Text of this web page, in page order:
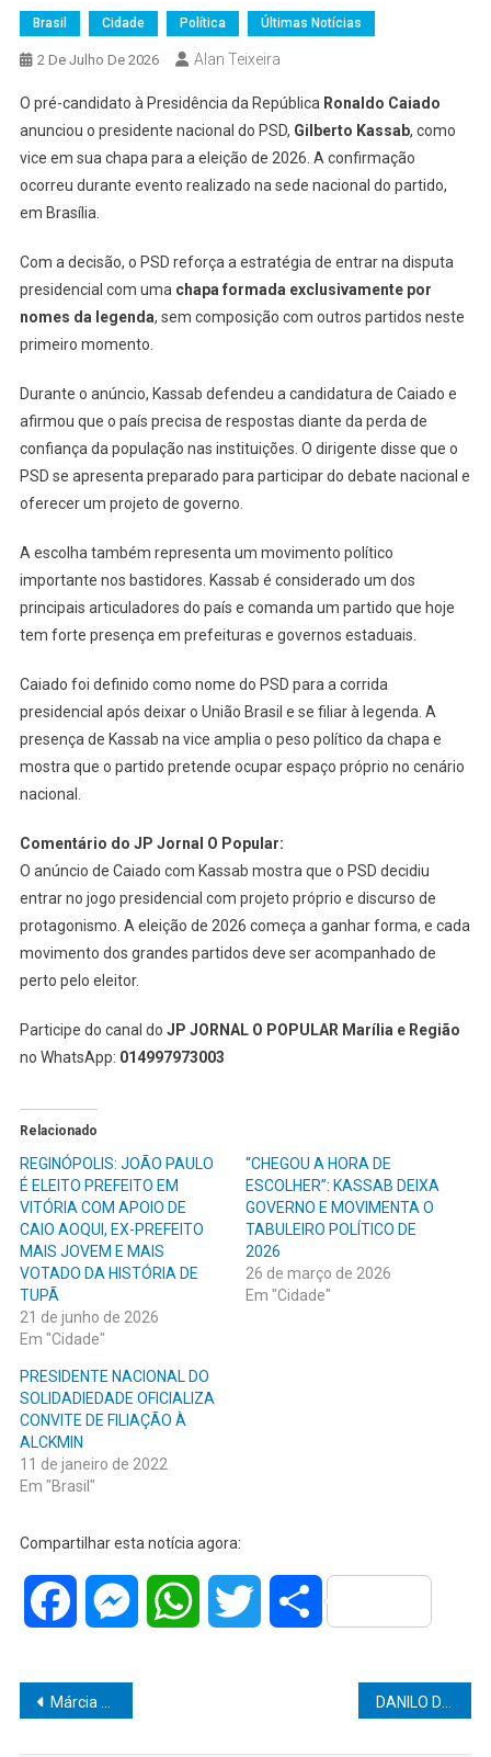
Brasil Cidade Política Últimas Notícias
2 De Julho De 2026 Alan Teixeira
O pré-candidato à Presidência da República Ronaldo Caiado
anunciou o presidente nacional do PSD, Gilberto Kassab, como
vice em sua chapa para a eleição de 2026. A confirmação
ocorreu durante evento realizado na sede nacional do partido,
em Brasília.
Com a decisão, o PSD reforça a estratégia de entrar na disputa
presidencial com uma chapa formada exclusivamente por
nomes da legenda, sem composição com outros partidos neste
primeiro momento.
Durante o anúncio, Kassab defendeu a candidatura de Caiado e
afirmou que o país precisa de respostas diante da perda de
confiança da população nas instituições. O dirigente disse que o
PSD se apresenta preparado para participar do debate nacional e
oferecer um projeto de governo.
A escolha também representa um movimento político
importante nos bastidores. Kassab é considerado um dos
principais articuladores do país e comanda um partido que hoje
tem forte presença em prefeituras e governos estaduais.
Caiado foi definido como nome do PSD para a corrida
presidencial após deixar o União Brasil e se filiar à legenda. A
presença de Kassab na vice amplia o peso político da chapa e
mostra que o partido pretende ocupar espaço próprio no cenário
nacional.
Comentário do JP Jornal O Popular:
O anúncio de Caiado com Kassab mostra que o PSD decidiu
entrar no jogo presidencial com projeto próprio e discurso de
protagonismo. A eleição de 2026 começa a ganhar forma, e cada
movimento dos grandes partidos deve ser acompanhado de
perto pelo eleitor.
Participe do canal do JP JORNAL O POPULAR Marília e Região
no WhatsApp: 014997973003
Relacionado
REGINÓPOLIS: JOÃO PAULO
É ELEITO PREFEITO EM
VITÓRIA COM APOIO DE
CAIO AOQUI, EX-PREFEITO
MAIS JOVEM E MAIS
VOTADO DA HISTÓRIA DE
TUPÃ
21 de junho de 2026
Em "Cidade"
“CHEGOU A HORA DE
ESCOLHER”: KASSAB DEIXA
GOVERNO E MOVIMENTA O
TABULEIRO POLÍTICO DE
2026
26 de março de 2026
Em "Cidade"
PRESIDENTE NACIONAL DO
SOLIDADIEDADE OFICIALIZA
CONVITE DE FILIAÇÃO À
ALCKMIN
11 de janeiro de 2022
Em "Brasil"
Compartilhar esta notícia agora:
Facebook MessengerWhatsAppTwitter Share
Navegação
de
Márcia Mesquita destaca avanço histórico: Hospital Oncológico Unimar é habilitado para oferecer radioterapia pelo SUS em Marília e região